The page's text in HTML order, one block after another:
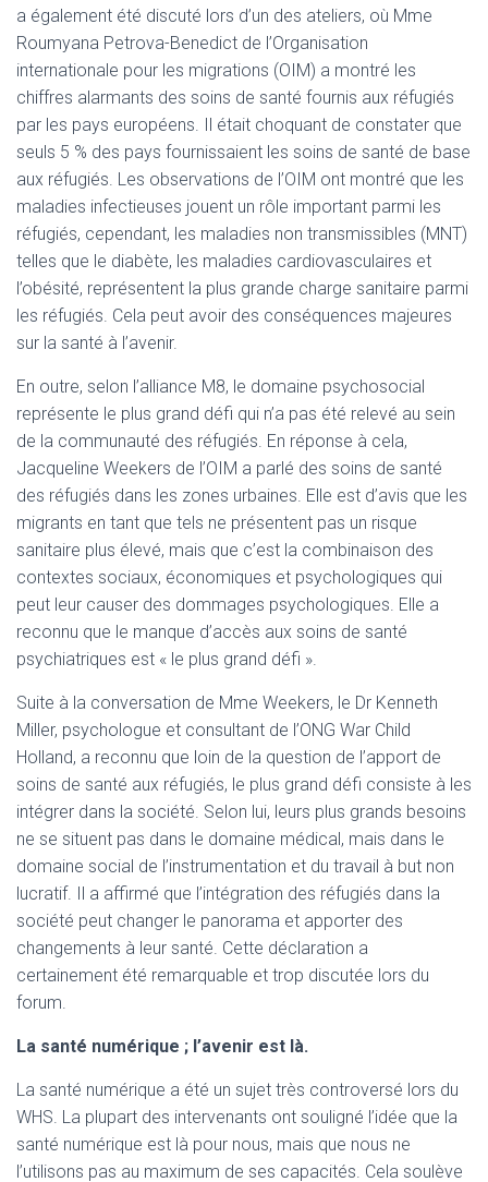
a également été discuté lors d’un des ateliers, où Mme
Roumyana Petrova-Benedict de l’Organisation
internationale pour les migrations (OIM) a montré les
chiffres alarmants des soins de santé fournis aux réfugiés
par les pays européens. Il était choquant de constater que
seuls 5 % des pays fournissaient les soins de santé de base
aux réfugiés. Les observations de l’OIM ont montré que les
maladies infectieuses jouent un rôle important parmi les
réfugiés, cependant, les maladies non transmissibles (MNT)
telles que le diabète, les maladies cardiovasculaires et
l’obésité, représentent la plus grande charge sanitaire parmi
les réfugiés. Cela peut avoir des conséquences majeures
sur la santé à l’avenir.
En outre, selon l’alliance M8, le domaine psychosocial
représente le plus grand défi qui n’a pas été relevé au sein
de la communauté des réfugiés. En réponse à cela,
Jacqueline Weekers de l’OIM a parlé des soins de santé
des réfugiés dans les zones urbaines. Elle est d’avis que les
migrants en tant que tels ne présentent pas un risque
sanitaire plus élevé, mais que c’est la combinaison des
contextes sociaux, économiques et psychologiques qui
peut leur causer des dommages psychologiques. Elle a
reconnu que le manque d’accès aux soins de santé
psychiatriques est « le plus grand défi ».
Suite à la conversation de Mme Weekers, le Dr Kenneth
Miller, psychologue et consultant de l’ONG War Child
Holland, a reconnu que loin de la question de l’apport de
soins de santé aux réfugiés, le plus grand défi consiste à les
intégrer dans la société. Selon lui, leurs plus grands besoins
ne se situent pas dans le domaine médical, mais dans le
domaine social de l’instrumentation et du travail à but non
lucratif. Il a affirmé que l’intégration des réfugiés dans la
société peut changer le panorama et apporter des
changements à leur santé. Cette déclaration a
certainement été remarquable et trop discutée lors du
forum.
La santé numérique ; l’avenir est là.
La santé numérique a été un sujet très controversé lors du
WHS. La plupart des intervenants ont souligné l’idée que la
santé numérique est là pour nous, mais que nous ne
l’utilisons pas au maximum de ses capacités. Cela soulève